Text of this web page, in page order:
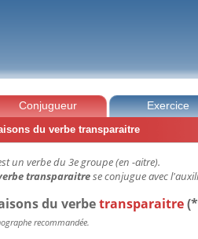
Conjugueur Exercice
du verbe transparaitre
un verbe du 3e groupe (en -aitre).
transparaitrese conjugue avec
du verbetransparaitre
recommandée.